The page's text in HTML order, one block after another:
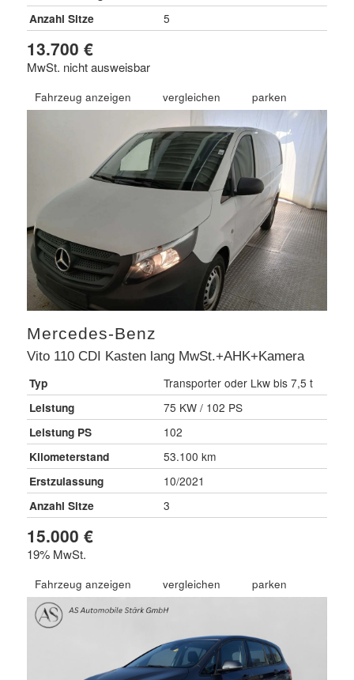
Anzahl Sitze
5
13.700 €
MwSt. nicht ausweisbar
Fahrzeug anzeigen vergleichen parken
Mercedes-Benz
Vito 110 CDI Kasten lang MwSt.+AHK+Kamera
Typ
Transporter oder Lkw bis 7,5 t
Leistung
75 KW / 102 PS
Leistung PS
102
Kilometerstand
53.100 km
Erstzulassung
10/2021
Anzahl Sitze
3
15.000 €
19% MwSt.
Fahrzeug anzeigen vergleichen parken